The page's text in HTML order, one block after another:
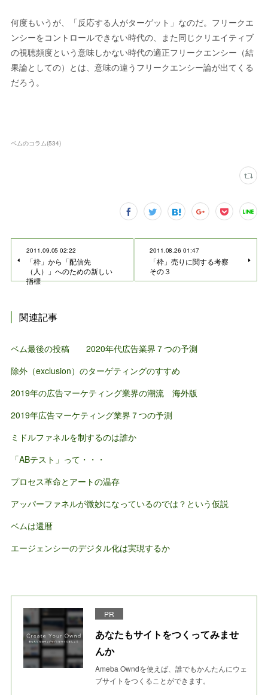
何度もいうが、「反応する人がターゲット」なのだ。フリークエ
ンシーをコントロールできない時代の、また同じクリエイティブ
の視聴頻度という意味しかない時代の適正フリークエンシー（結
果論としての）とは、意味の違うフリークエンシー論が出てくる
だろう。
ベムのコラム(534)
2011.09.05 02:22
「枠」から「配信先
（人）」へのための新しい
指標
2011.08.26 01:47
「枠」売りに関する考察
その３
関連記事
ベム最後の投稿 2020年代広告業界７つの予測
除外（exclusion）のターゲティングのすすめ
2019年の広告マーケティング業界の潮流 海外版
2019年広告マーケティング業界７つの予測
ミドルファネルを制するのは誰か
「ABテスト」って・・・
プロセス革命とアートの温存
アッパーファネルが微妙になっているのでは？という仮説
ベムは還暦
エージェンシーのデジタル化は実現するか
PR
あなたもサイトをつくってみませ
んか
Ameba Owndを使えば、誰でもかんたんにウェ
ブサイトをつくることができます。